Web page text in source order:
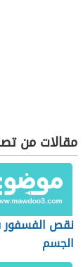
مقالات من
نقص
الجسم